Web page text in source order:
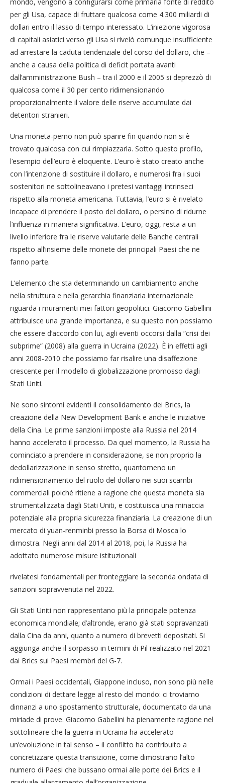
per gli Usa, capace di fruttare qualcosa come 4.300 miliardi di
dollari entro il lasso di tempo interessato. L’iniezione vigorosa
di capitali asiatici verso gli Usa si rivelò comunque insufficiente
ad arrestare la caduta tendenziale del corso del dollaro, che –
anche a causa della politica di deficit portata avanti
dall’amministrazione Bush – tra il 2000 e il 2005 si deprezzò di
qualcosa come il 30 per cento ridimensionando
proporzionalmente il valore delle riserve accumulate dai
detentori stranieri.
Una moneta-perno non può sparire fin quando non si è
trovato qualcosa con cui rimpiazzarla. Sotto questo profilo,
l’esempio dell’euro è eloquente. L’euro è stato creato anche
con l’intenzione di sostituire il dollaro, e numerosi fra i suoi
sostenitori ne sottolineavano i pretesi vantaggi intrinseci
rispetto alla moneta americana. Tuttavia, l’euro si è rivelato
incapace di prendere il posto del dollaro, o persino di ridurne
l’influenza in maniera significativa. L’euro, oggi, resta a un
livello inferiore fra le riserve valutarie delle Banche centrali
rispetto all’insieme delle monete dei principali Paesi che ne
fanno parte.
L’elemento che sta determinando un cambiamento anche
nella struttura e nella gerarchia finanziaria internazionale
riguarda i muramenti mei fattori geopolitici. Giacomo Gabellini
attribuisce una grande importanza, e su questo non possiamo
che essere d’accordo con lui, agli eventi occorsi dalla “crisi dei
subprime” (2008) alla guerra in Ucraina (2022). È in effetti agli
anni 2008-2010 che possiamo far risalire una disaffezione
crescente per il modello di globalizzazione promosso dagli
Stati Uniti.
Ne sono sintomi evidenti il consolidamento dei Brics, la
creazione della New Development Bank e anche le iniziative
della Cina. Le prime sanzioni imposte alla Russia nel 2014
hanno accelerato il processo. Da quel momento, la Russia ha
cominciato a prendere in considerazione, se non proprio la
dedollarizzazione in senso stretto, quantomeno un
ridimensionamento del ruolo del dollaro nei suoi scambi
commerciali poiché ritiene a ragione che questa moneta sia
strumentalizzata dagli Stati Uniti, e costituisca una minaccia
potenziale alla propria sicurezza finanziaria. La creazione di un
mercato di yuan-renminbi presso la Borsa di Mosca lo
dimostra. Negli anni dal 2014 al 2018, poi, la Russia ha
adottato numerose misure istituzionali
rivelatesi fondamentali per fronteggiare la seconda ondata di
sanzioni sopravvenuta nel 2022.
Gli Stati Uniti non rappresentano più la principale potenza
economica mondiale; d’altronde, erano già stati sopravanzati
dalla Cina da anni, quanto a numero di brevetti depositati. Si
aggiunga anche il sorpasso in termini di Pil realizzato nel 2021
dai Brics sui Paesi membri del G-7.
Ormai i Paesi occidentali, Giappone incluso, non sono più nelle
condizioni di dettare legge al resto del mondo: ci troviamo
dinnanzi a uno spostamento strutturale, documentato da una
miriade di prove. Giacomo Gabellini ha pienamente ragione nel
sottolineare che la guerra in Ucraina ha accelerato
un’evoluzione in tal senso – il conflitto ha contribuito a
concretizzare questa transizione, come dimostrano l’alto
numero di Paesi che bussano ormai alle porte dei Brics e il